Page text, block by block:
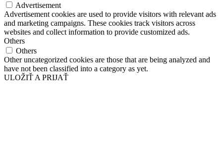
Advertisement
Advertisement cookies are used to provide visitors with relevant ads
and marketing campaigns. These cookies track visitors across
websites and collect information to provide customized ads.
Others
Others
Other uncategorized cookies are those that are being analyzed and
have not been classified into a category as yet.
ULOŽIŤ A PRIJAŤ